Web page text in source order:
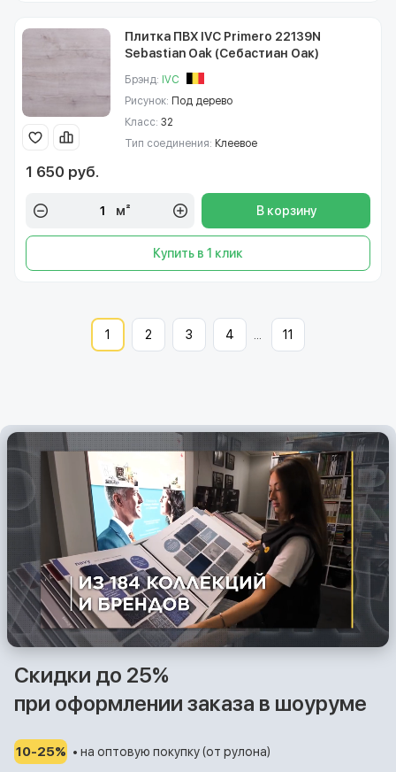
Плитка ПВХ IVC Primero 22139N
Sebastian Oak (Себастиан Оак)
Брэнд: IVC
Рисунок: Под дерево
Класс: 32
Тип соединения: Клеевое
1 650 руб.
м² В корзину
Купить в 1 клик
1 2 3 4 11
Скидки до 25%
при оформлении заказа в шоуруме
10-25% • на оптовую покупку (от рулона)